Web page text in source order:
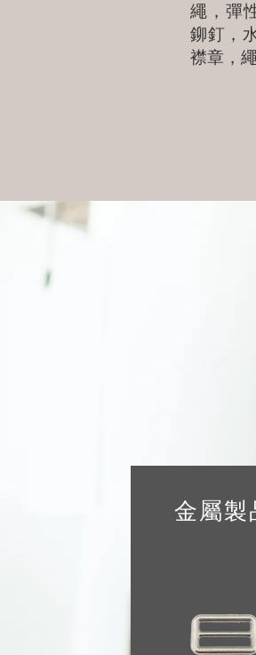
繩，彈
鉚釘，
襟章，
金屬製